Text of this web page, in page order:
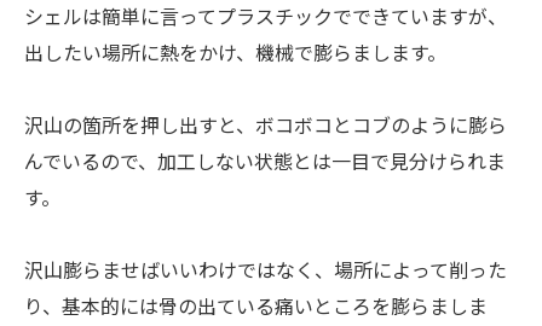
シェルは簡単に言ってプラスチックでできていますが、
出したい場所に熱をかけ、機械で膨らまします。
沢山の箇所を押し出すと、ボコボコとコブのように膨ら
んでいるので、加工しない状態とは一目で見分けられま
す。
沢山膨らませばいいわけではなく、場所によって削った
り、基本的には骨の出ている痛いところを膨らましま